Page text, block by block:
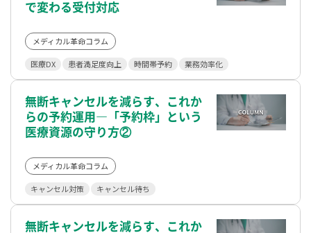
で変わる受付対応
メディカル革命コラム
医療DX 患者満足度向上 時間帯予約 業務効率化
無断キャンセルを減らす、これか
らの予約運用―「予約枠」という
医療資源の守り方②
メディカル革命コラム
キャンセル対策 キャンセル待ち
無断キャンセルを減らす、これか